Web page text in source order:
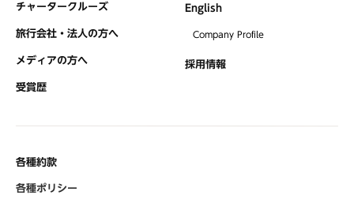
チャータークルーズ
旅行会社・法人の方へ
メディアの方へ
受賞歴
English
Company Profile
採用情報
各種約款
各種ポリシー